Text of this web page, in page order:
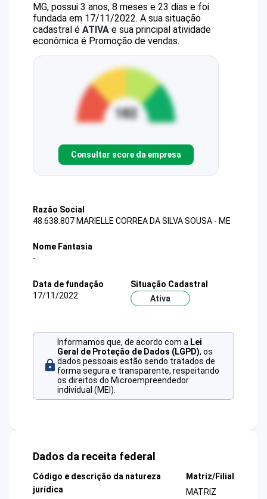
MG, possui 3 anos, 8 meses e 23 dias e foi
fundada em 17/11/2022. A sua situação
cadastral é ATIVA e sua principal atividade
econômica é Promoção de vendas.
Consultar score da empresa
Razão Social
48.638.807 MARIELLE CORREA DA SILVA SOUSA - ME
Nome Fantasia
-
Data de fundação
17/11/2022
Situação Cadastral
Ativa
Informamos que, de acordo com a Lei
Geral de Proteção de Dados (LGPD), os
dados pessoais estão sendo tratados de
forma segura e transparente, respeitando
os direitos do Microempreendedor
individual (MEI).
Dados da receita federal
Código e descrição da natureza
jurídica
Matriz/Filial
MATRIZ